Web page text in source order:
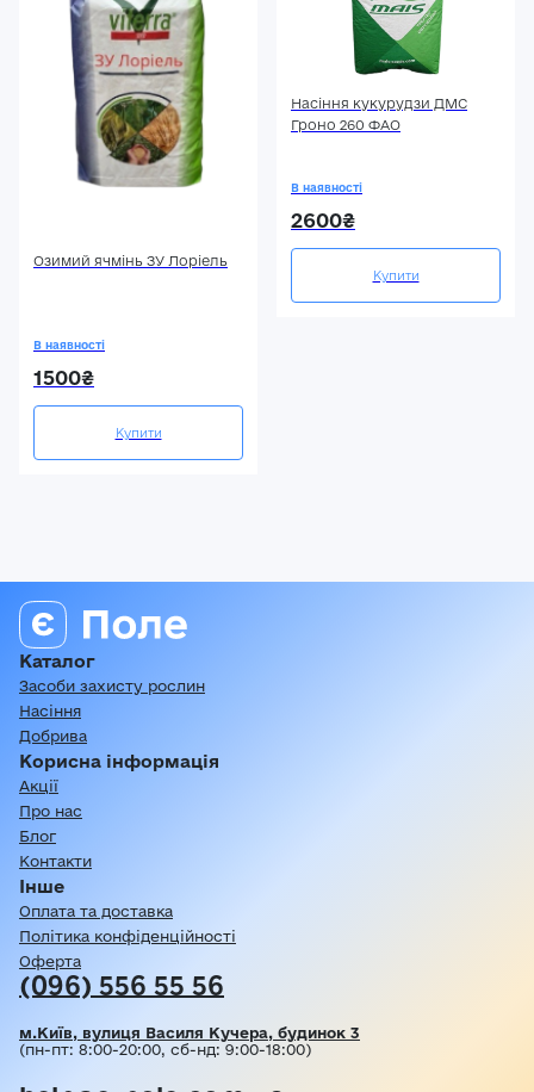
Озимий ячмінь ЗУ Лоріель
В наявності
1500₴
Купити
Насіння кукурудзи ДМС
Гроно 260 ФАО
В наявності
2600₴
Купити
Каталог
Засоби захисту рослин
Насіння
Добрива
Корисна інформація
Акції
Про нас
Блог
Контакти
Інше
Оплата та доставка
Політика конфіденційності
Оферта
(096) 556 55 56
м.Київ, вулиця Василя Кучера, будинок 3
(пн-пт: 8:00-20:00, сб-нд: 9:00-18:00)